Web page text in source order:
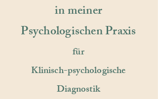
in meiner
Psychologischen Praxis
für
Klinisch-psychologische
Diagnostik